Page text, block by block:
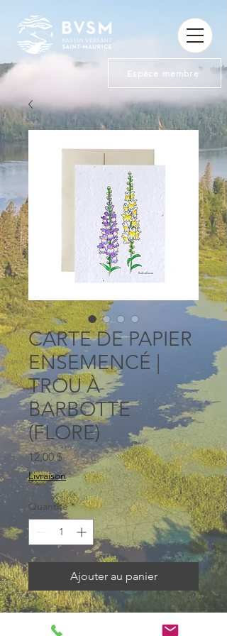
Espace membre
CARTE DE PAPIER
ENSEMENCÉ |
TROU À
BARBOTTE
(FLORE)
12,00 $Prix
Livraison
Quantité *
Ajouter au panier
Carte de souhaits ensemencée
avec des graines de fleurs